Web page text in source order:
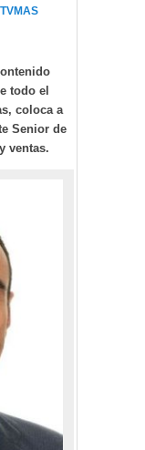
TVMAS
todo el
coloca a
Senior de
ventas.